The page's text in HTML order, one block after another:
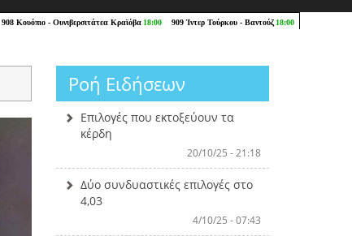
Ροή Ειδήσεων
Επιλογές που εκτοξεύουν τα
κέρδη
20/10/25 - 21:18
Δύο συνδυαστικές επιλογές στο
4,03
4/10/25 - 07:43